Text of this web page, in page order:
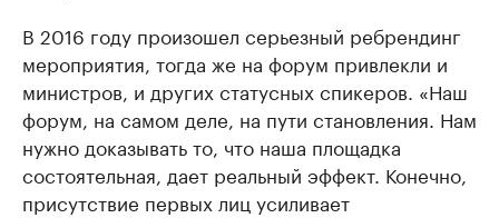
В 2016 году произошел серьезный ребрендинг
мероприятия, тогда же на форум привлекли и
министров, и других статусных спикеров. «Наш
форум, на самом деле, на пути становления. Нам
нужно доказывать то, что наша площадка
состоятельная, дает реальный эффект. Конечно,
присутствие первых лиц усиливает